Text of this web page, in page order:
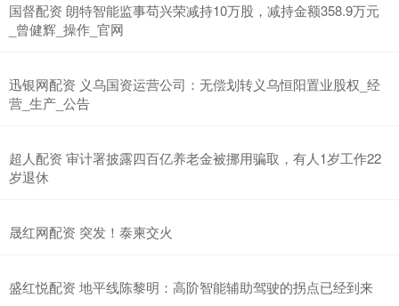
国督配资 朗特智能监事苟兴荣减持10万股，减持金额358.9万元
_曾健辉_操作_官网
迅银网配资 义乌国资运营公司：无偿划转义乌恒阳置业股权_经
营_生产_公告
超人配资 审计署披露四百亿养老金被挪用骗取，有人1岁工作22
岁退休
晟红网配资 突发！泰柬交火
盛红悦配资 地平线陈黎明：高阶智能辅助驾驶的拐点已经到来